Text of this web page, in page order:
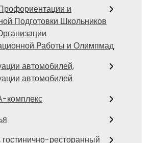
и
Подготовки Школьников
Работы и Олимпмад
автомобилей,
автомобилей
комплекс
ресторанный